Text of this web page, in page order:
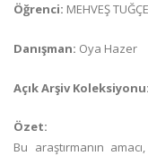
Öğrenci: MEHVEŞ
Danışman: Oya Hazer
Açık Arşiv Koleksiyonu:
Özet:
Bu araştırmanın